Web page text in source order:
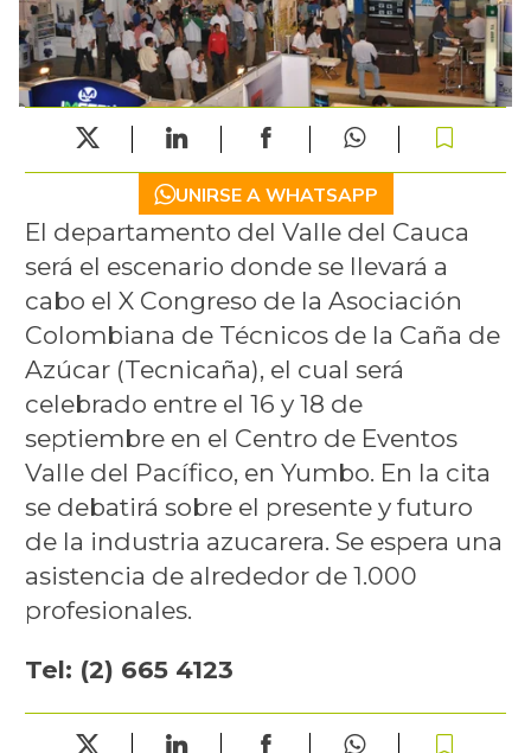
UNIRSE A WHATSAPP
El departamento del Valle del Cauca
será el escenario donde se llevará a
cabo el X Congreso de la Asociación
Colombiana de Técnicos de la Caña de
Azúcar (Tecnicaña), el cual será
celebrado entre el 16 y 18 de
septiembre en el Centro de Eventos
Valle del Pacífico, en Yumbo. En la cita
se debatirá sobre el presente y futuro
de la industria azucarera. Se espera una
asistencia de alrededor de 1.000
profesionales.
Tel: (2) 665 4123